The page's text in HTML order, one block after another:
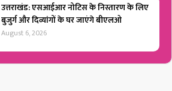
उत्तराखंड: एसआईआर नोटिस के निस्तारण के लिए
बुजुर्ग और दिव्यांगों के घर जाएंगे बीएलओ
August 6, 2026